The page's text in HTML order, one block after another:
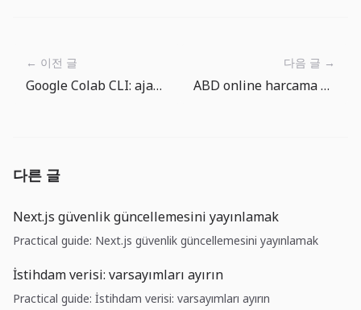
← 이전 글
Google Colab CLI: ajanlara GPU vermeden önce kuralları koyun
다음 글 →
ABD online harcama %16,9: buyume gercek, ama fiyat yanilsamasini ayir
다른 글
Next.js güvenlik güncellemesini yayınlamak
Practical guide: Next.js güvenlik güncellemesini yayınlamak
İstihdam verisi: varsayımları ayırın
Practical guide: İstihdam verisi: varsayımları ayırın